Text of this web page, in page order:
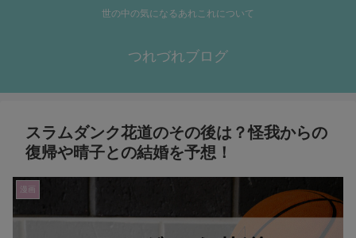
世の中の気になるあれこれについて
つれづれブログ
スラムダンク花道のその後は？怪我からの
復帰や晴子との結婚を予想！
漫画